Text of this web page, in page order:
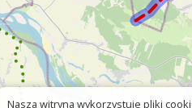
Nasza witryna wykorzystuje pliki